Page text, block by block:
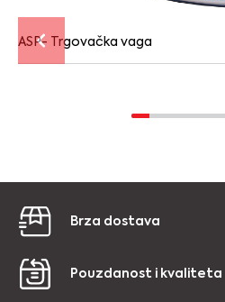
ASP- Trgovačka vaga
Brza dostava
Pouzdanost i kvaliteta